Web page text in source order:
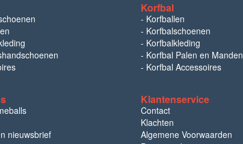
Korfbal
- Korfballen
- Korfbalschoenen
- Korfbalkleding
- Korfbal Palen en Manden
- Korfbal Accessoires
nieuwsbrief
Klantenservice
Contact
Klachten
Algemene Voorwaarden